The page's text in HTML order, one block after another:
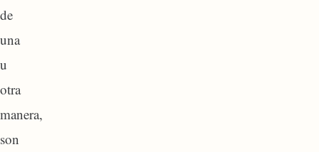
de
una
u
otra
manera,
son